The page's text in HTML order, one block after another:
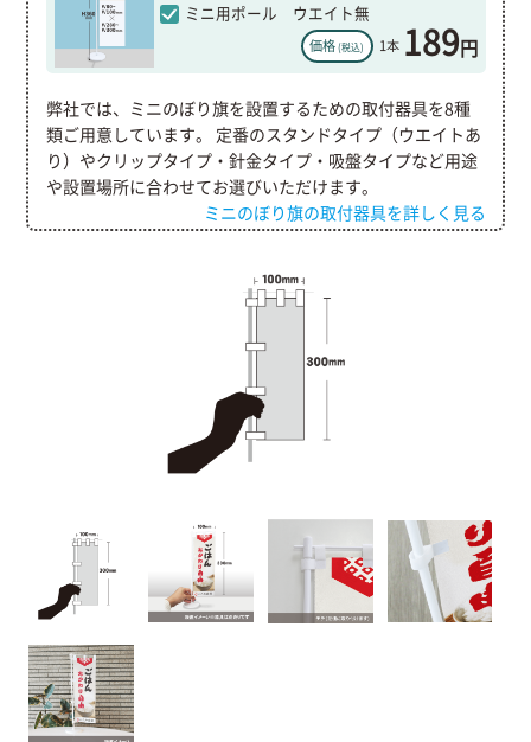
ミニ用ポール ウエイト無
価格(税込) 1本 189円
弊社では、ミニのぼり旗を設置するための取付器具を8種
類ご用意しています。 定番のスタンドタイプ（ウエイトあ
り）やクリップタイプ・針金タイプ・吸盤タイプなど用途
や設置場所に合わせてお選びいただけます。
ミニのぼり旗の取付器具を詳しく見る